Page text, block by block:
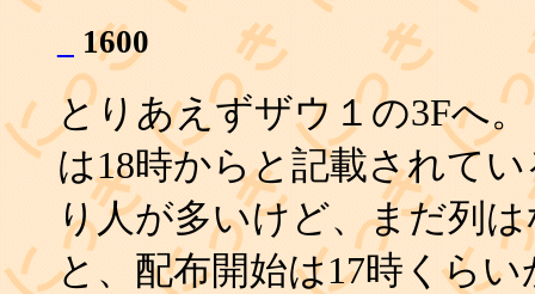
1600
とりあえずザウ１の3Fへ
は18時からと記載されて
り人が多いけど、まだ列
と、配布開始は17時くら